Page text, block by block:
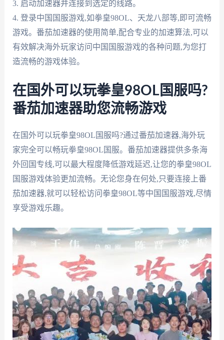
3. 启动加速器并连接到选定的线路。
4. 登录中国国服游戏,如拳皇98OL、天龙八部等,即可流畅
游戏。番茄加速器的使用简单,配合专业的加速算法,可以
有效解决海外玩家访问中国国服游戏的各种问题,为您打
造流畅的游戏体验。
在国外可以玩拳皇98OL国服吗?
番茄加速器助您流畅游戏
在国外可以玩拳皇98OL国服吗?通过番茄加速器,海外玩
家完全可以畅玩拳皇98OL国服。番茄加速器提供多条海
外回国专线,可以最大程度降低游戏延迟,让您的拳皇98OL
国服游戏体验更加流畅。无论您身在何处,只要连接上番
茄加速器,就可以轻松访问拳皇98OL等中国国服游戏,尽情
享受游戏乐趣。